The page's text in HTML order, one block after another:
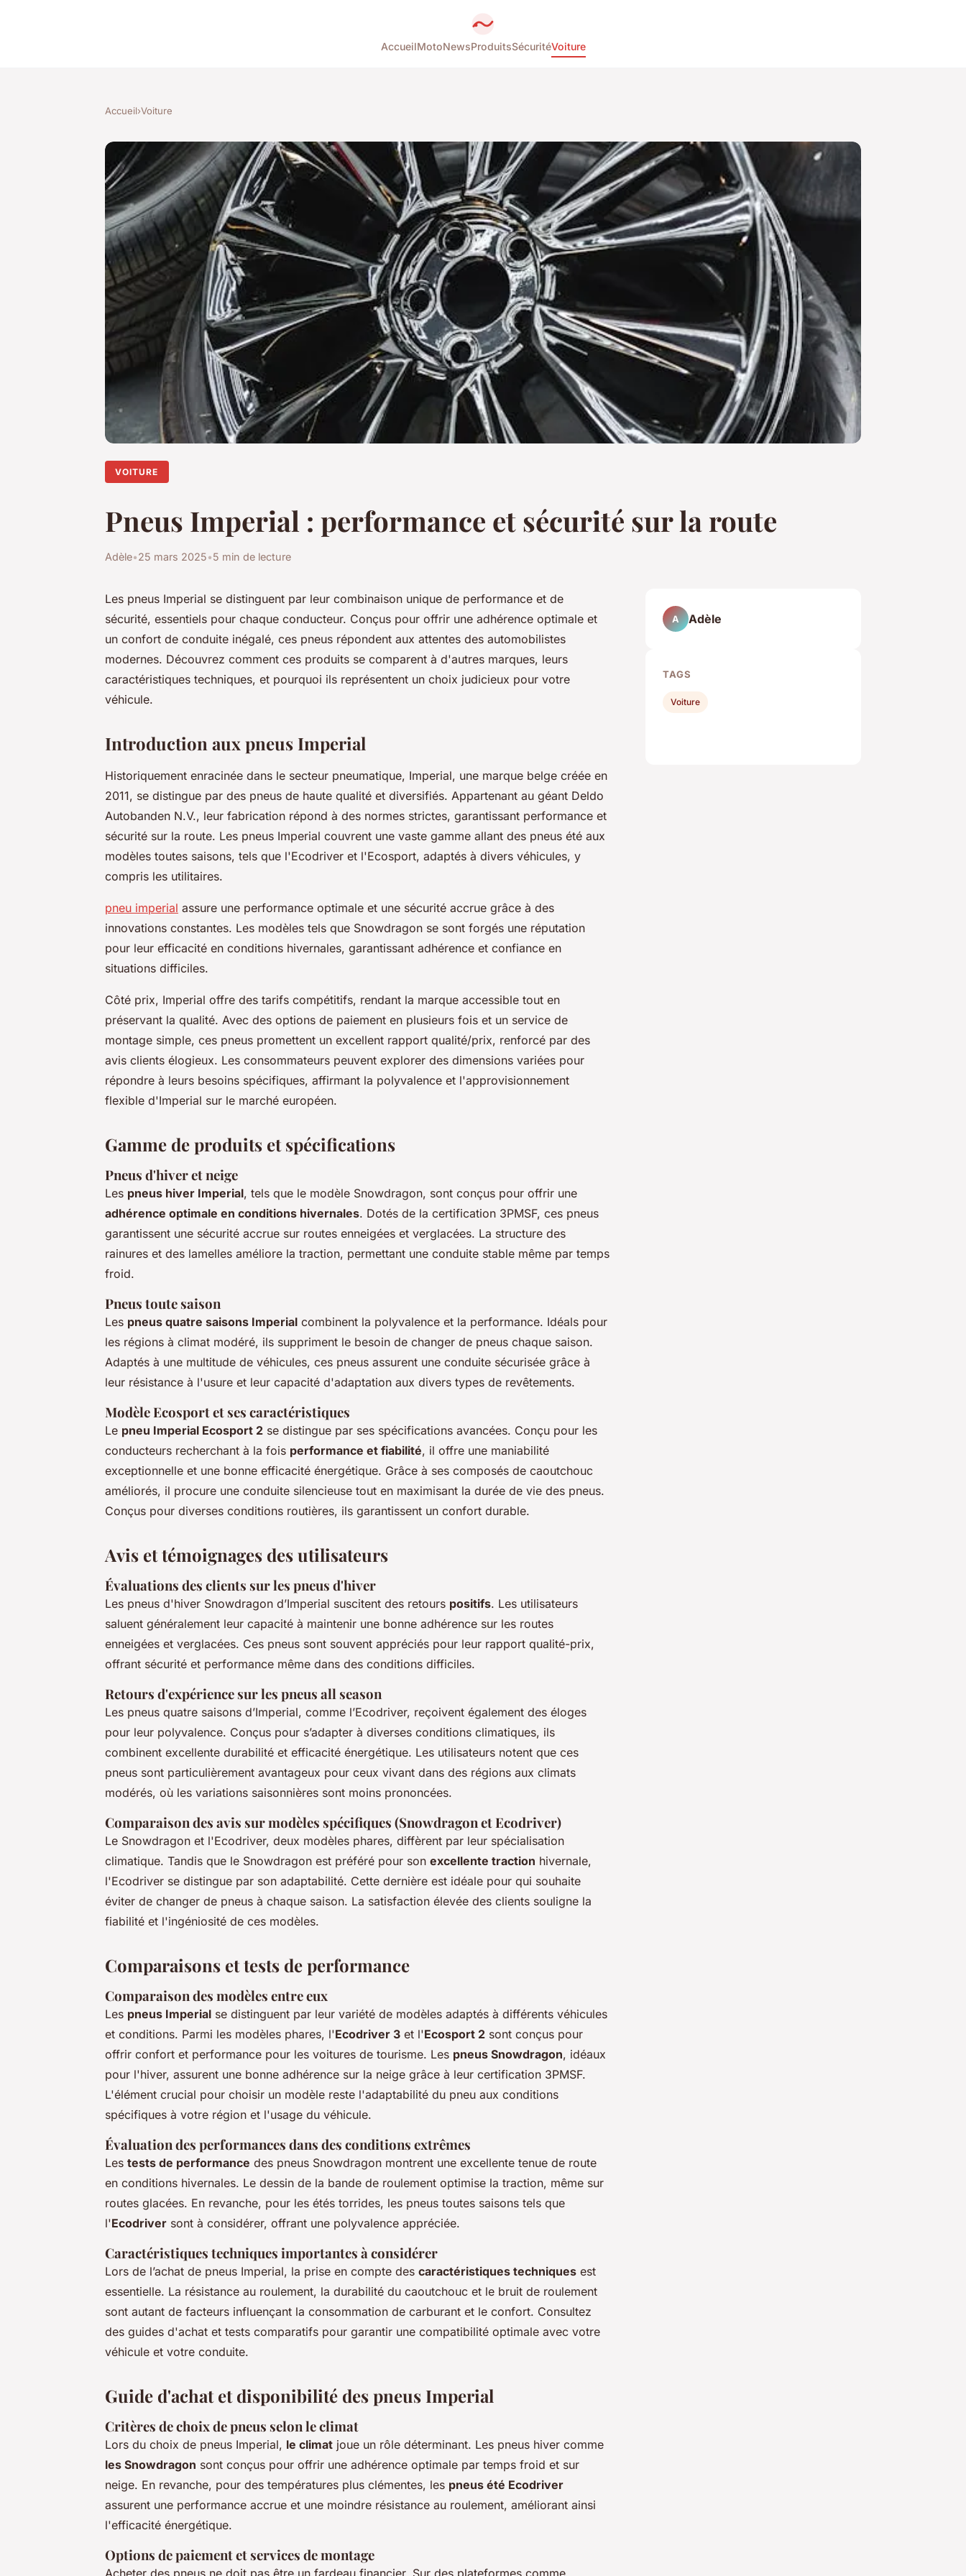
AccueilMotoNewsProduitsSécuritéVoiture
Accueil›Voiture
VOITURE
Pneus Imperial : performance et sécurité sur la route
Adèle•25 mars 2025•5 min de lecture
Les pneus Imperial se distinguent par leur combinaison unique de performance et de
sécurité, essentiels pour chaque conducteur. Conçus pour offrir une adhérence optimale et
un confort de conduite inégalé, ces pneus répondent aux attentes des automobilistes
modernes. Découvrez comment ces produits se comparent à d'autres marques, leurs
caractéristiques techniques, et pourquoi ils représentent un choix judicieux pour votre
véhicule.
Introduction aux pneus Imperial
Historiquement enracinée dans le secteur pneumatique, Imperial, une marque belge créée en
2011, se distingue par des pneus de haute qualité et diversifiés. Appartenant au géant Deldo
Autobanden N.V., leur fabrication répond à des normes strictes, garantissant performance et
sécurité sur la route. Les pneus Imperial couvrent une vaste gamme allant des pneus été aux
modèles toutes saisons, tels que l'Ecodriver et l'Ecosport, adaptés à divers véhicules, y
compris les utilitaires.
pneu imperial assure une performance optimale et une sécurité accrue grâce à des
innovations constantes. Les modèles tels que Snowdragon se sont forgés une réputation
pour leur efficacité en conditions hivernales, garantissant adhérence et confiance en
situations difficiles.
Côté prix, Imperial offre des tarifs compétitifs, rendant la marque accessible tout en
préservant la qualité. Avec des options de paiement en plusieurs fois et un service de
montage simple, ces pneus promettent un excellent rapport qualité/prix, renforcé par des
avis clients élogieux. Les consommateurs peuvent explorer des dimensions variées pour
répondre à leurs besoins spécifiques, affirmant la polyvalence et l'approvisionnement
flexible d'Imperial sur le marché européen.
Gamme de produits et spécifications
Pneus d'hiver et neige
Les pneus hiver Imperial, tels que le modèle Snowdragon, sont conçus pour offrir une
adhérence optimale en conditions hivernales. Dotés de la certification 3PMSF, ces pneus
garantissent une sécurité accrue sur routes enneigées et verglacées. La structure des
rainures et des lamelles améliore la traction, permettant une conduite stable même par temps
froid.
Pneus toute saison
Les pneus quatre saisons Imperial combinent la polyvalence et la performance. Idéals pour
les régions à climat modéré, ils suppriment le besoin de changer de pneus chaque saison.
Adaptés à une multitude de véhicules, ces pneus assurent une conduite sécurisée grâce à
leur résistance à l'usure et leur capacité d'adaptation aux divers types de revêtements.
Modèle Ecosport et ses caractéristiques
Le pneu Imperial Ecosport 2 se distingue par ses spécifications avancées. Conçu pour les
conducteurs recherchant à la fois performance et fiabilité, il offre une maniabilité
exceptionnelle et une bonne efficacité énergétique. Grâce à ses composés de caoutchouc
améliorés, il procure une conduite silencieuse tout en maximisant la durée de vie des pneus.
Conçus pour diverses conditions routières, ils garantissent un confort durable.
Avis et témoignages des utilisateurs
Évaluations des clients sur les pneus d'hiver
Les pneus d'hiver Snowdragon d’Imperial suscitent des retours positifs. Les utilisateurs
saluent généralement leur capacité à maintenir une bonne adhérence sur les routes
enneigées et verglacées. Ces pneus sont souvent appréciés pour leur rapport qualité-prix,
offrant sécurité et performance même dans des conditions difficiles.
Retours d'expérience sur les pneus all season
Les pneus quatre saisons d’Imperial, comme l’Ecodriver, reçoivent également des éloges
pour leur polyvalence. Conçus pour s’adapter à diverses conditions climatiques, ils
combinent excellente durabilité et efficacité énergétique. Les utilisateurs notent que ces
pneus sont particulièrement avantageux pour ceux vivant dans des régions aux climats
modérés, où les variations saisonnières sont moins prononcées.
Comparaison des avis surmodèles spécifiques (Snowdragon et Ecodriver)
Le Snowdragon et l'Ecodriver, deux modèles phares, diffèrent par leur spécialisation
climatique. Tandis que le Snowdragon est préféré pour son excellente traction hivernale,
l'Ecodriver se distingue par son adaptabilité. Cette dernière est idéale pour qui souhaite
éviter de changer de pneus à chaque saison. La satisfaction élevée des clients souligne la
fiabilité et l'ingéniosité de ces modèles.
Comparaisons et tests de performance
Comparaison des modèles entre eux
Les pneus Imperial se distinguent par leur variété de modèles adaptés à différents véhicules
et conditions. Parmi les modèles phares, l'Ecodriver 3 et l'Ecosport 2 sont conçus pour
offrir confort et performance pour les voitures de tourisme. Les pneus Snowdragon, idéaux
pour l'hiver, assurent une bonne adhérence sur la neige grâce à leur certification 3PMSF.
L'élément crucial pour choisir un modèle reste l'adaptabilité du pneu aux conditions
spécifiques à votre région et l'usage du véhicule.
Évaluation des performances dans des conditions extrêmes
Les tests de performance des pneus Snowdragon montrent une excellente tenue de route
en conditions hivernales. Le dessin de la bande de roulement optimise la traction, même sur
routes glacées. En revanche, pour les étés torrides, les pneus toutes saisons tels que
l'Ecodriver sont à considérer, offrant une polyvalence appréciée.
Caractéristiques techniques importantes à considérer
Lors de l’achat de pneus Imperial, la prise en compte des caractéristiques techniques est
essentielle. La résistance au roulement, la durabilité du caoutchouc et le bruit de roulement
sont autant de facteurs influençant la consommation de carburant et le confort. Consultez
des guides d'achat et tests comparatifs pour garantir une compatibilité optimale avec votre
véhicule et votre conduite.
Guide d'achat et disponibilité des pneus Imperial
Critères de choix de pneus selon le climat
Lors du choix de pneus Imperial, le climat joue un rôle déterminant. Les pneus hiver comme
les Snowdragon sont conçus pour offrir une adhérence optimale par temps froid et sur
neige. En revanche, pour des températures plus clémentes, les pneus été Ecodriver
assurent une performance accrue et une moindre résistance au roulement, améliorant ainsi
l'efficacité énergétique.
Options de paiement et services de montage
A Adèle
TAGS
Voiture